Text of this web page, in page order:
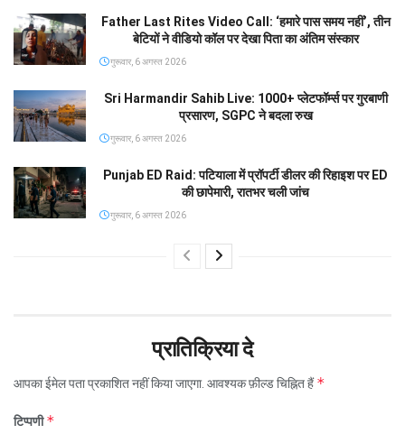
Father Last Rites Video Call: ‘हमारे पास समय नहीं’, तीन
बेटियों ने वीडियो कॉल पर देखा पिता का अंतिम संस्कार
गुरूवार, 6 अगस्त 2026
Sri Harmandir Sahib Live: 1000+ प्लेटफॉर्म्स पर गुरबाणी
प्रसारण, SGPC ने बदला रुख
गुरूवार, 6 अगस्त 2026
Punjab ED Raid: पटियाला में प्रॉपर्टी डीलर की रिहाइश पर ED
की छापेमारी, रातभर चली जांच
गुरूवार, 6 अगस्त 2026
प्रातिक्रिया दे
आपका ईमेल पता प्रकाशित नहीं किया जाएगा. आवश्यक फ़ील्ड चिह्नित हैं*
टिप्पणी*